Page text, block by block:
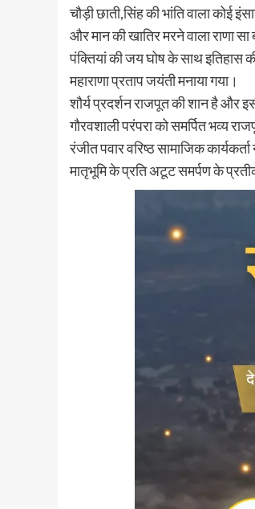
चौड़ी छाती,सिंह की भांति वाला कोई
और मान की खातिर मरने वाला राणा सा
पंक्तियां की जय घोष के साथ इतिहास
महाराणा प्रताप जयंती मनाया गया।
शौर्य प्रदर्शन राजपूत की शान है और
गौरवशाली परंपरा को समर्पित भव्य
रंजीत पवार वरिष्ठ सामाजिक
मातृभूमि के प्रति अटूट समर्पण के